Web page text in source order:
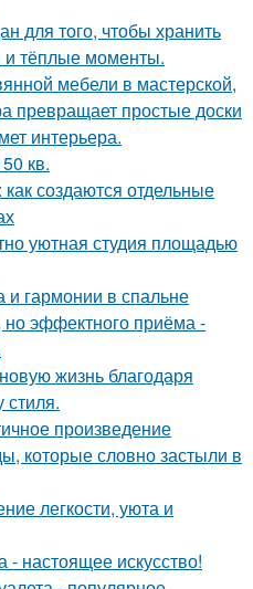
для того, чтобы хранить
тёплые моменты.
мебели в мастерской,
превращает простые доски
интерьера.
кв.
создаются отдельные
уютная студия площадью
гармонии в спальне
эффектного приёма -
жизнь благодаря
стиля.
произведение
которые словно застыли в
легкости, уюта и
настоящее искусство!